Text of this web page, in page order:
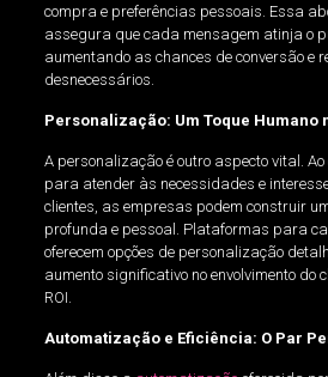
compra e preferências pessoais. Essa
assegura que cada mensagem atinja o
aumentando as chances de conversão e
desnecessários.
Personalização: Um Toque Humano
A personalização é outro aspecto vital.
para atender às necessidades e
clientes, as empresas podem construir
profunda e pessoal. Plataformas para
oferecem opções de personalização
aumento significativo no envolvimento do
ROI.
Automatização e Eficiência: O Par